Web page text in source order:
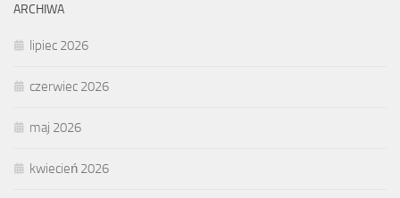
ARCHIWA
lipiec 2026
czerwiec 2026
maj 2026
kwiecień 2026